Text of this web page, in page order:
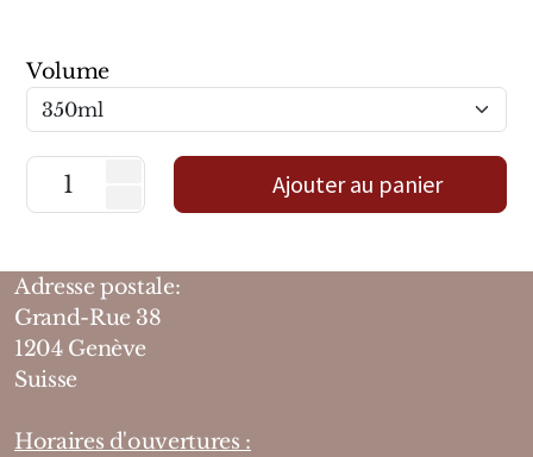
Volume
Ajouter au panier
Adresse postale:
Grand-Rue 38
1204 Genève
Suisse
Horaires d'ouvertures :
Pour Lui
Pour Elle
Mixte
Bougies
Diffuseurs
Cosmétiques